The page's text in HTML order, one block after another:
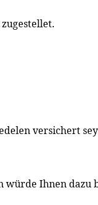
versichert
würde Ihnen dazu